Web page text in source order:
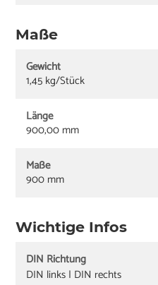
Maße
Gewicht
1,45 kg/Stück
Länge
900,00 mm
Maße
900 mm
Wichtige Infos
DIN Richtung
DIN links | DIN rechts